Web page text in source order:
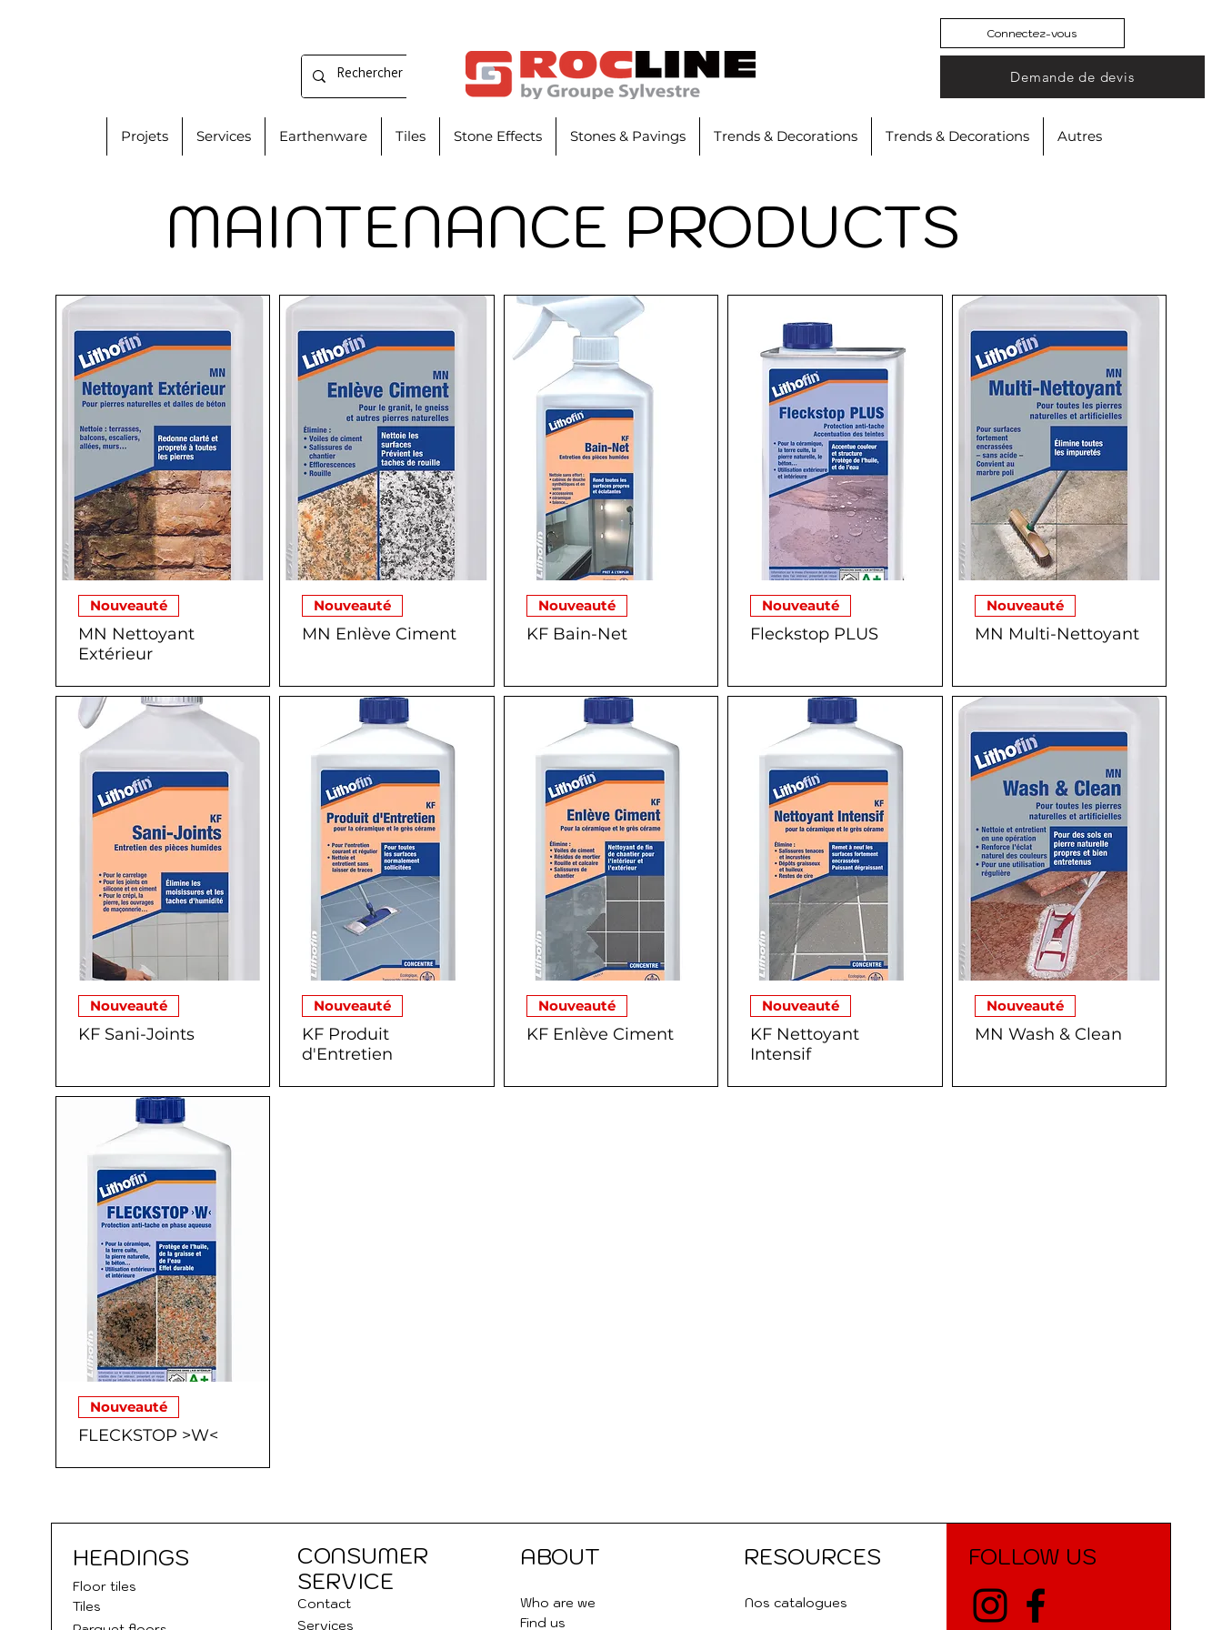
Connectez-vous
Demande de devis
Projets Services Earthenware Tiles Stone Effects Stones & Pavings Trends & Decorations Trends & Decorations Autres
MAINTENANCE PRODUCTS
Nouveauté
MN Nettoyant
Extérieur
Nouveauté
MN Enlève Ciment
Nouveauté
KF Bain-Net
Nouveauté
Fleckstop PLUS
Nouveauté
MN Multi-Nettoyant
Nouveauté
KF Sani-Joints
Nouveauté
KF Produit
d'Entretien
Nouveauté
KF Enlève Ciment
Nouveauté
KF Nettoyant
Intensif
Nouveauté
MN Wash & Clean
Nouveauté
FLECKSTOP >W<
HEADINGS
Floor tiles
Tiles
CONSUMER
SERVICE
Contact
Services
ABOUT
Who are we
Find us
RESOURCES
Nos catalogues
FOLLOW US